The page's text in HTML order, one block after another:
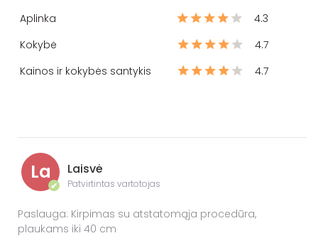
Aplinka
4.3
Kokybė
4.7
Kainos ir kokybės santykis
4.7
La
✔
Laisvė
Patvirtintas vartotojas
Paslauga: Kirpimas su atstatomąja procedūra,
plaukams iki 40 cm